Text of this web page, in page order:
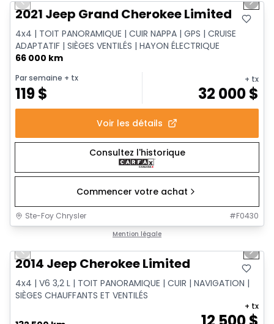
Previous slide Next
2021 Jeep Grand Cherokee Limited
4x4 | TOIT PANORAMIQUE | CUIR NAPPA | GPS | CRUISE
ADAPTATIF | SIÈGES VENTILÉS | HAYON ÉLECTRIQUE
66 000 km
Par semaine + tx
119$
+ tx
32 000$
Voir les détails
Consultez l'historique
Commencer votre achat
Ste-Foy Chrysler #F0430
Mention légale
Previous slide Next
2014 Jeep Cherokee Limited
4x4 | V6 3,2 L | TOIT PANORAMIQUE | CUIR | NAVIGATION |
SIÈGES CHAUFFANTS ET VENTILÉS
+ tx